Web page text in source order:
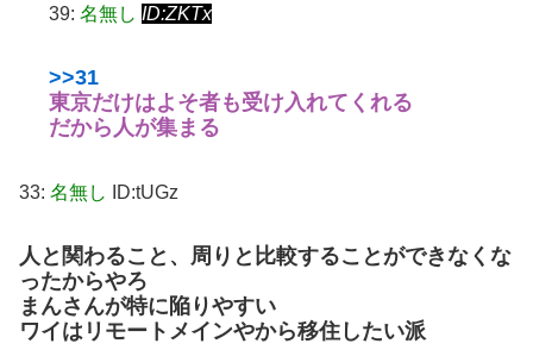
39: 名無し ID:ZKTx
>>31
東京だけはよそ者も受け入れてくれる
だから人が集まる
33: 名無し ID:tUGz
人と関わること、周りと比較することができなくな
ったからやろ
まんさんが特に陥りやすい
ワイはリモートメインやから移住したい派